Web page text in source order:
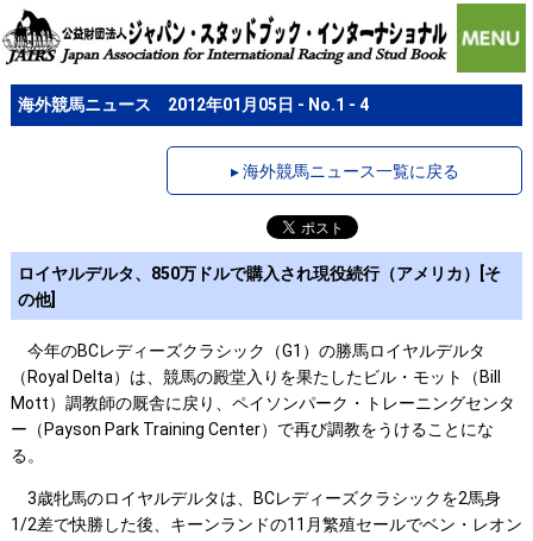
海外競馬ニュース 2012年01月05日 - No.1 - 4
▸ 海外競馬ニュース一覧に戻る
ロイヤルデルタ、850万ドルで購入され現役続行（アメリカ）[そ
の他]
今年のBCレディーズクラシック（G1）の勝馬ロイヤルデルタ
（Royal Delta）は、競馬の殿堂入りを果たしたビル・モット（Bill
Mott）調教師の厩舎に戻り、ペイソンパーク・トレーニングセンタ
ー（Payson Park Training Center）で再び調教をうけることにな
る。
3歳牝馬のロイヤルデルタは、BCレディーズクラシックを2馬身
1/2差で快勝した後、キーンランドの11月繁殖セールでベン・レオン